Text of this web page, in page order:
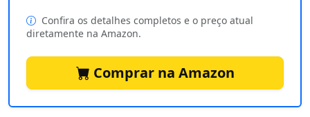
Confira os detalhes completos e o preço atual
diretamente na Amazon.
Comprar na Amazon